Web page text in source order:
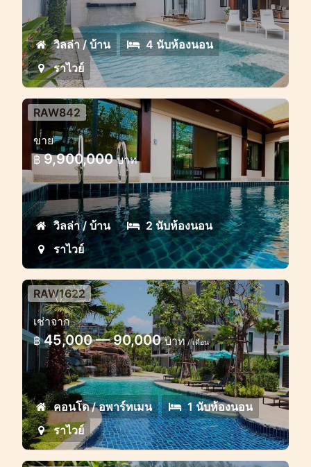
วิลล่า / บ้าน
4 นับห้องนอน
ราไวย์
วิลล่า 2 ห้องนอนพร้อมสระว่ายน้ำส่วน
ตัว
RAW842
ขาย
฿ 9,900,000บาท
วิลล่า / บ้าน
2 นับห้องนอน
ราไวย์
คอนโด 1 ห้องนอนสุดแสนสบายใน
โครงการ Title 3 Rawai
คอนโดสวยริมหาดราไวย์ ให้เช่าทั้งระยะสั้น
และระยะยาว
RAW1622
เช่าจาก
฿ 45,000 — 90,000บาท/ เดือน
คอนโด / อพาร์ทเมน
1 นับห้องนอน
ราไวย์